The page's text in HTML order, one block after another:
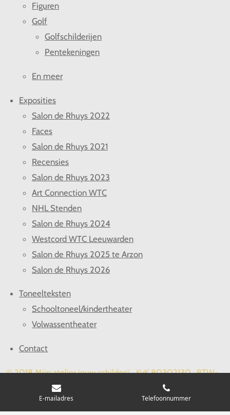
Figuren
Golf
Golfschilderijen
Pentekeningen
En meer
Exposities
Salon de Rhuys 2022
Faces
Salon de Rhuys 2021
Recensies
Salon de Rhuys 2023
Art Connection WTC
NHL Stenden
Salon de Rhuys 2024
Westcord WTC Leeuwarden
Salon de Rhuys 2025 te Arzon
Salon de Rhuys 2026
Toneelteksten
Schooltoneel/kindertheater
Volwassentheater
Contact
© 2018 Mijn atelier jouw schilderij KvK 80302130. BTW-
ID NL003423000B79
E-mailadres Telefoonnummer